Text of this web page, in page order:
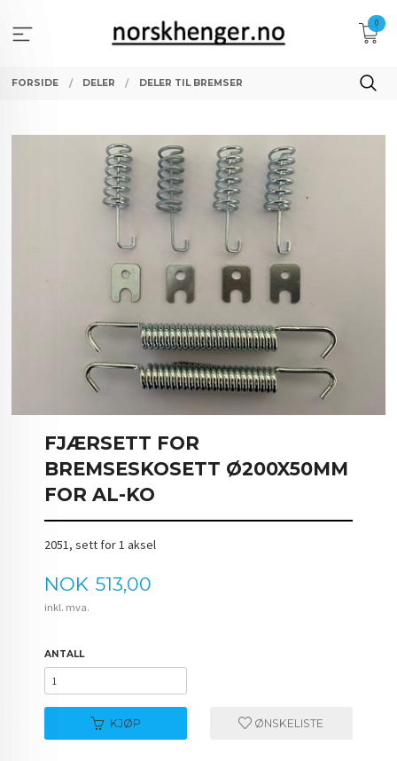
innholdet
0
FORSIDE DELER DELER TIL BREMSER
FJÆRSETT FOR
BREMSESKOSETT Ø200X50MM
FOR AL-KO
2051, sett for 1 aksel
Pris
NOK 513,00
inkl. mva.
ANTALL
KJØP ØNSKELISTE